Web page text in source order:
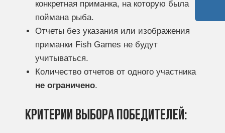
конкретная приманка, на которую была
поймана рыба.
Отчеты без указания или изображения
приманки Fish Games не будут
учитываться.
Количество отчетов от одного участника
не ограничено.
Критерии выбора победителей: